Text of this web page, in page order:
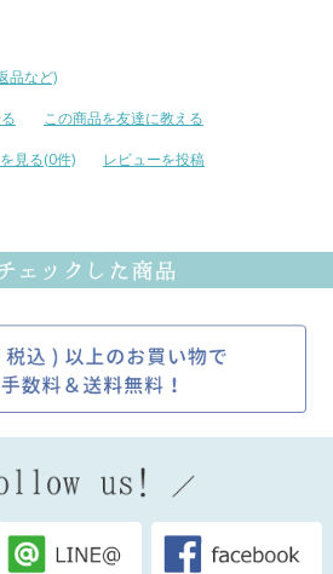
品など)
この商品を友達に教える
見る(0件) レビューを投稿